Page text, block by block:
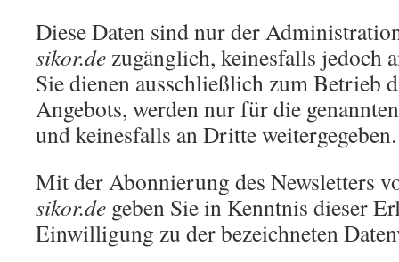
Diese Daten sind nur der
sikor.dezugänglich, keinesfalls jedoch
Sie dienen ausschließlich zum Betrieb
Angebots, werden nur für die
und keinesfalls an Dritte weitergegeben.
Mit der Abonnierung des Newsletters
sikor.de geben Sie in Kenntnis dieser
Einwilligung zu der bezeichneten